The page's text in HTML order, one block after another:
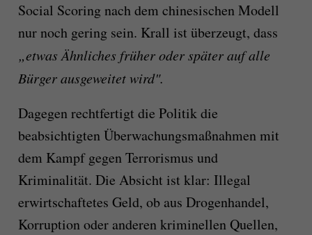
Social Scoring nach dem chinesischen Modell
nur noch gering sein. Krall ist überzeugt, dass
„etwas Ähnliches früher oder später auf alle
Bürger ausgeweitet wird".
Dagegen rechtfertigt die Politik die
beabsichtigten Überwachungsmaßnahmen mit
dem Kampf gegen Terrorismus und
Kriminalität. Die Absicht ist klar: Illegal
erwirtschaftetes Geld, ob aus Drogenhandel,
Korruption oder anderen kriminellen Quellen,